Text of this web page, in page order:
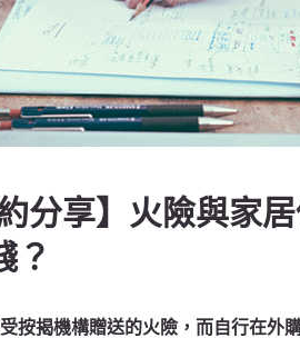
分享】火險與家
？
按揭機構贈送的火險，而自行在外